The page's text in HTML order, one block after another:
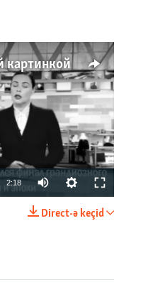
картинкой
available
2:18
Direct-ə keçid